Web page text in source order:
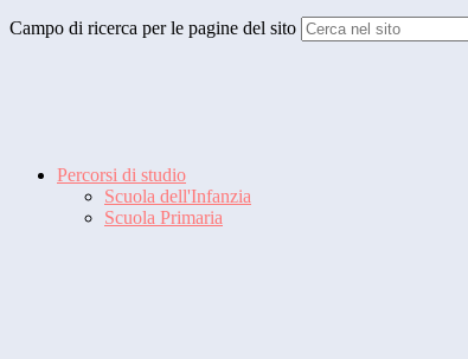
Campo di ricerca per le pagine del sito
Percorsi di studio
Scuola dell'Infanzia
Scuola Primaria